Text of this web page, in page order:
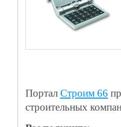
Портал Строим 66
строительных